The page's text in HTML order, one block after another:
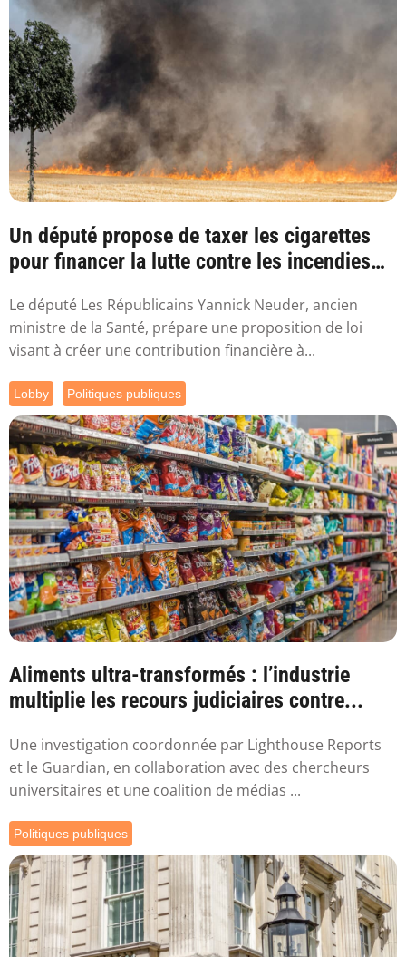
Un député propose de taxer les cigarettes
pour financer la lutte contre les incendies
Le député Les Républicains Yannick Neuder, ancien
ministre de la Santé, prépare une proposition de loi
visant à créer une contribution financière à...
Lobby Politiques publiques
Aliments ultra-transformés : l’industrie
multiplie les recours judiciaires contre...
Une investigation coordonnée par Lighthouse Reports
et le Guardian, en collaboration avec des chercheurs
universitaires et une coalition de médias ...
Politiques publiques